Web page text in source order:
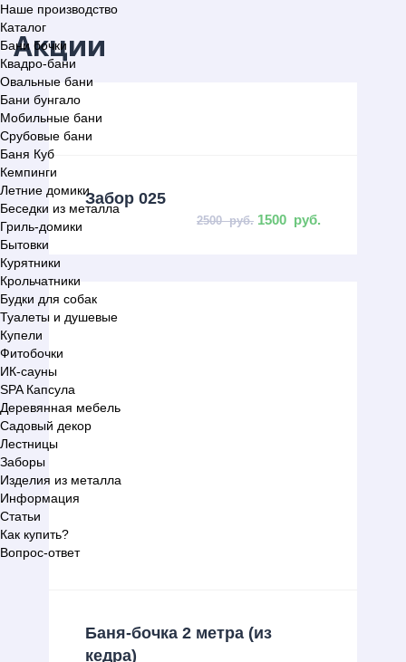
Наше производство
Каталог
Бани бочки
Квадро-бани
Овальные бани
Бани бунгало
Мобильные бани
Срубовые бани
Баня Куб
Кемпинги
Летние домики
Беседки из металла
Гриль-домики
Бытовки
Курятники
Крольчатники
Будки для собак
Туалеты и душевые
Купели
Фитобочки
ИК-сауны
SPA Капсула
Деревянная мебель
Садовый декор
Лестницы
Заборы
Изделия из металла
Информация
Статьи
Как купить?
Вопрос-ответ
Акции
Забор 025
2500руб. 1500 руб.
Баня-бочка 2 метра (из
кедра)